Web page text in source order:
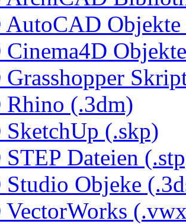
AutoCAD
Cinema4D
Grasshopper
Rhino (.3dm)
SketchUp (.skp)
STEP Dateien
Studio Objeke
VectorWorks